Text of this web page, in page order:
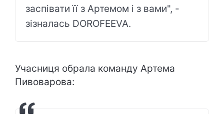
заспівати її з Артемом і з вами", -
зізналась DOROFEEVA.
Учасниця обрала команду Артема
Пивоварова: